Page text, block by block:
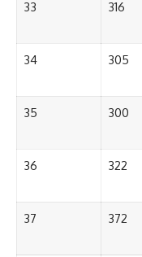
33 316
34 305
35 300
36 322
37 372